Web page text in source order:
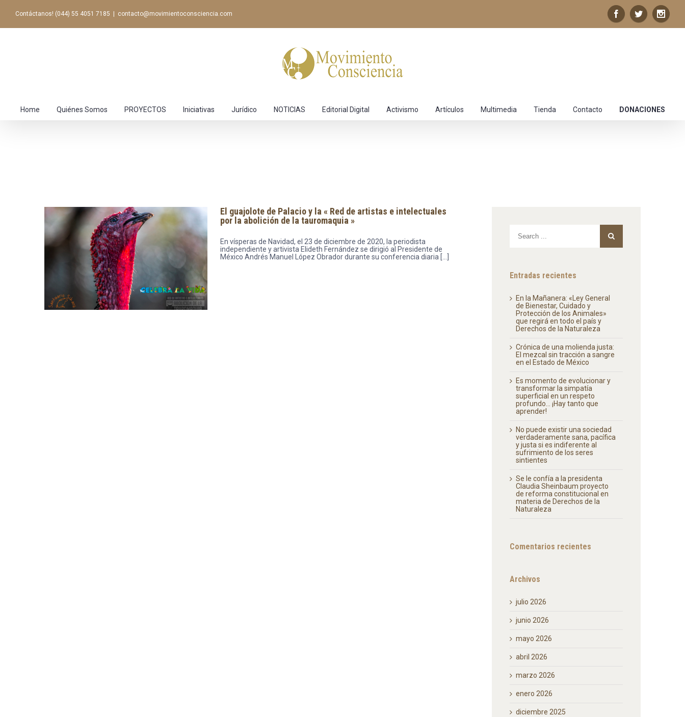
Contáctanos! (044) 55 4051 7185 contacto@movimientoconsciencia.com
Home Quiénes Somos PROYECTOS Iniciativas Jurídico NOTICIAS Editorial Digital Activismo Artículos Multimedia Tienda Contacto DONACIONES
El guajolote de Palacio y la « Red de artistas e intelectuales
por la abolición de la tauromaquia »
En vísperas de Navidad, el 23 de diciembre de 2020, la periodista
independiente y artivista Elideth Fernández se dirigió al Presidente de
México Andrés Manuel López Obrador durante su conferencia diaria […]
Entradas recientes
En la Mañanera: «Ley General
de Bienestar, Cuidado y
Protección de los Animales»
que regirá en todo el país y
Derechos de la Naturaleza
Crónica de una molienda justa:
El mezcal sin tracción a sangre
en el Estado de México
Es momento de evolucionar y
transformar la simpatía
superficial en un respeto
profundo… ¡Hay tanto que
aprender!
No puede existir una sociedad
verdaderamente sana, pacífica
y justa si es indiferente al
sufrimiento de los seres
sintientes
Se le confía a la presidenta
Claudia Sheinbaum proyecto
de reforma constitucional en
materia de Derechos de la
Naturaleza
Comentarios recientes
Archivos
julio 2026
junio 2026
mayo 2026
abril 2026
marzo 2026
enero 2026
diciembre 2025